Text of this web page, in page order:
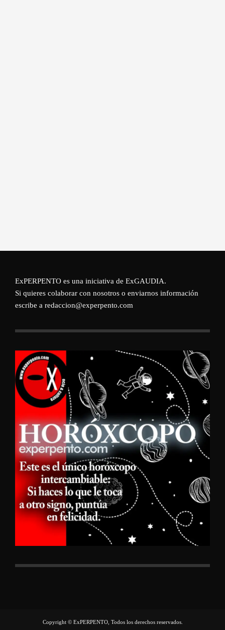
ExPERPENTO es una iniciativa de ExGAUDIA.
Si quieres colaborar con nosotros o enviarnos información
escribe a redaccion@experpento.com
Copyright © ExPERPENTO, Todos los derechos reservados.